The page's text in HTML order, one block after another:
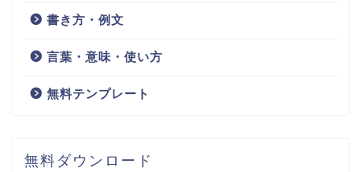
書き方・例文
言葉・意味・使い方
無料テンプレート
無料ダウンロード